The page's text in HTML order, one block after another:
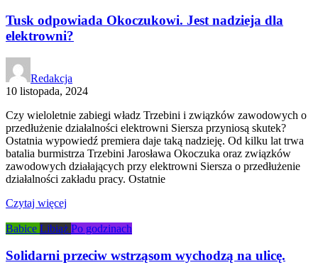
Tusk odpowiada Okoczukowi. Jest nadzieja dla
elektrowni?
Redakcja
10 listopada, 2024
Czy wieloletnie zabiegi władz Trzebini i związków zawodowych o
przedłużenie działalności elektrowni Siersza przyniosą skutek?
Ostatnia wypowiedź premiera daje taką nadzieję. Od kilku lat trwa
batalia burmistrza Trzebini Jarosława Okoczuka oraz związków
zawodowych działających przy elektrowni Siersza o przedłużenie
działalności zakładu pracy. Ostatnie
Czytaj więcej
Babice Libiąż Po godzinach
Solidarni przeciw wstrząsom wychodzą na ulicę.